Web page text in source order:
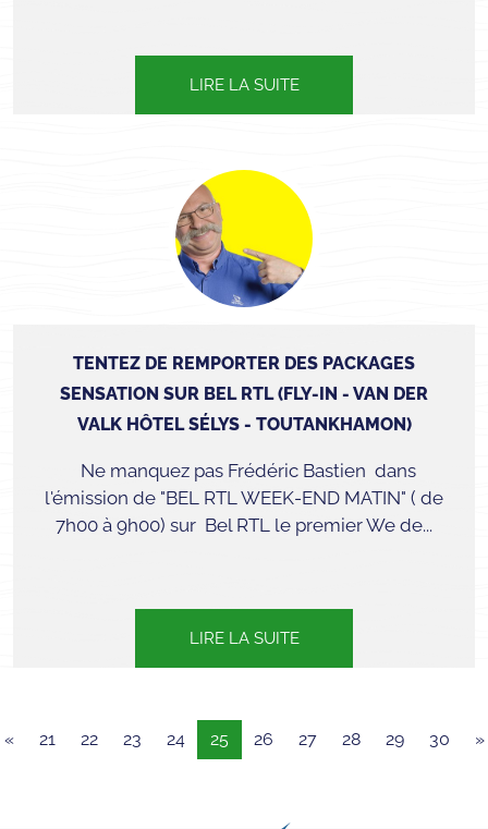
LIRE LA SUITE
TENTEZ DE REMPORTER DES PACKAGES
SENSATION SUR BEL RTL (FLY-IN - VAN DER
VALK HÔTEL SÉLYS - TOUTANKHAMON)
Ne manquez pas Frédéric Bastien dans
l'émission de "BEL RTL WEEK-END MATIN" ( de
7h00 à 9h00) sur Bel RTL le premier We de...
LIRE LA SUITE
« 21 22 23 24 25 26 27 28 29 30 »